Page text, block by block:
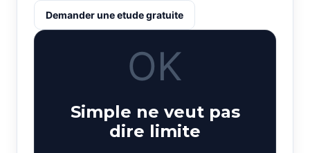
Demander une etude gratuite
OK
Simple ne veut pas
dire limite